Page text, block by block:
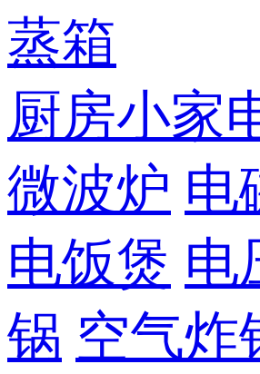
蒸箱
厨房小家
微波炉 电
电饭煲 电
锅 空气炸